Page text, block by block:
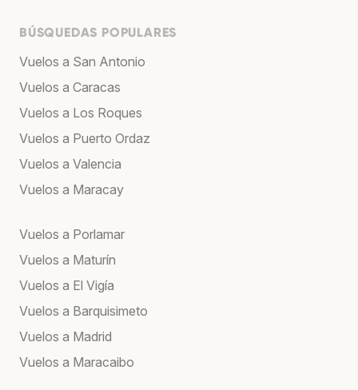
BÚSQUEDAS POPULARES
Vuelos a San Antonio
Vuelos a Caracas
Vuelos a Los Roques
Vuelos a Puerto Ordaz
Vuelos a Valencia
Vuelos a Maracay
Vuelos a Porlamar
Vuelos a Maturín
Vuelos a El Vigía
Vuelos a Barquisimeto
Vuelos a Madrid
Vuelos a Maracaibo